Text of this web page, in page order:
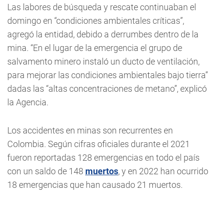
Las labores de búsqueda y rescate continuaban el
domingo en “condiciones ambientales críticas”,
agregó la entidad, debido a derrumbes dentro de la
mina. “En el lugar de la emergencia el grupo de
salvamento minero instaló un ducto de ventilación,
para mejorar las condiciones ambientales bajo tierra”
dadas las “altas concentraciones de metano”, explicó
la Agencia.
Los accidentes en minas son recurrentes en
Colombia. Según cifras oficiales durante el 2021
fueron reportadas 128 emergencias en todo el país
con un saldo de 148 muertos, y en 2022 han ocurrido
18 emergencias que han causado 21 muertos.